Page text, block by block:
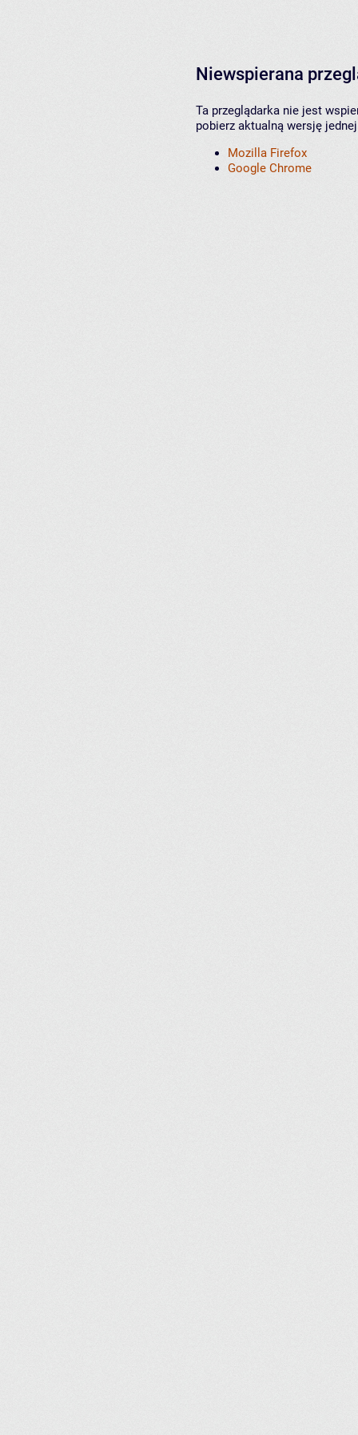
Niewspierana
Ta przeglądarka nie jest
pobierz aktualną wersję
Mozilla Firefox
Google Chrome